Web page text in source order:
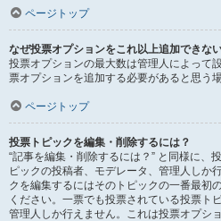
ページトップ
なぜ投票オプションをこれ以上追加できな
投票オプションの最大数は管理人によって
票オプションを追加する必要があると思う
ページトップ
投票トピックを編集・削除するには？
“記事を編集・削除するには？” と同様に、
ピックの投稿者、モデレータ、管理人しか
クを編集するにはそのトピックの一番最初
ください。一票でも投票されている投票ト
管理人しか行えません。これは投票オプシ